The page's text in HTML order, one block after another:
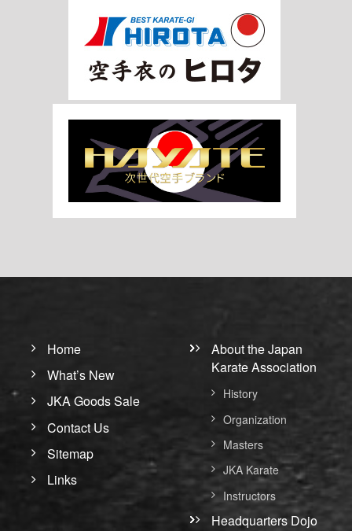
Home
What’s New
JKA Goods Sale
Contact Us
Sitemap
Links
About the Japan
Karate Association
History
Organization
Masters
JKA Karate
Instructors
Headquarters Dojo